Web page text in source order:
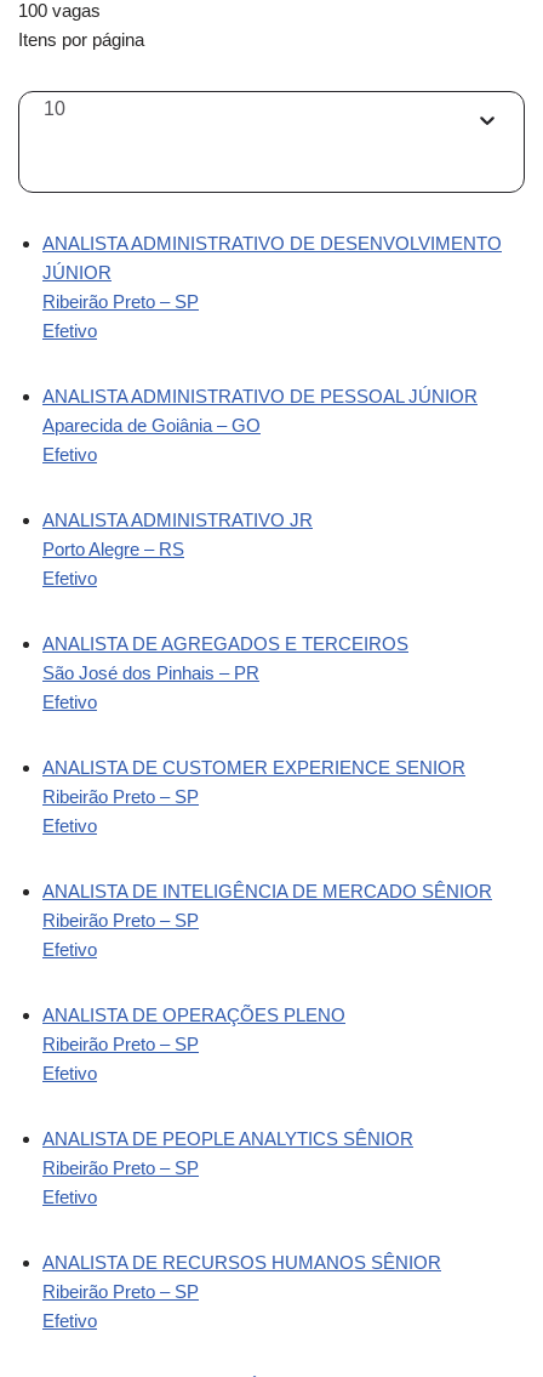
100 vagas
Itens por página
10
ANALISTA ADMINISTRATIVO DE DESENVOLVIMENTO
JÚNIOR
Ribeirão Preto – SP
Efetivo
ANALISTA ADMINISTRATIVO DE PESSOAL JÚNIOR
Aparecida de Goiânia – GO
Efetivo
ANALISTA ADMINISTRATIVO JR
Porto Alegre – RS
Efetivo
ANALISTA DE AGREGADOS E TERCEIROS
São José dos Pinhais – PR
Efetivo
ANALISTA DE CUSTOMER EXPERIENCE SENIOR
Ribeirão Preto – SP
Efetivo
ANALISTA DE INTELIGÊNCIA DE MERCADO SÊNIOR
Ribeirão Preto – SP
Efetivo
ANALISTA DE OPERAÇÕES PLENO
Ribeirão Preto – SP
Efetivo
ANALISTA DE PEOPLE ANALYTICS SÊNIOR
Ribeirão Preto – SP
Efetivo
ANALISTA DE RECURSOS HUMANOS SÊNIOR
Ribeirão Preto – SP
Efetivo